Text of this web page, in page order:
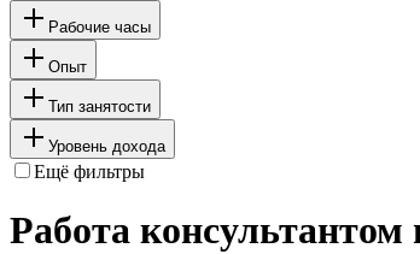
Рабочие часы
Опыт
Тип занятости
Уровень дохода
Ещё фильтры
Работа